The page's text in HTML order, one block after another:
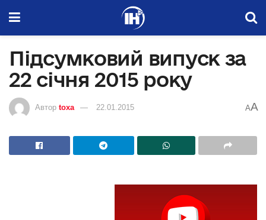
Підсумковий випуск за
22 січня 2015 року
Автор toxa 22.01.2015 AA